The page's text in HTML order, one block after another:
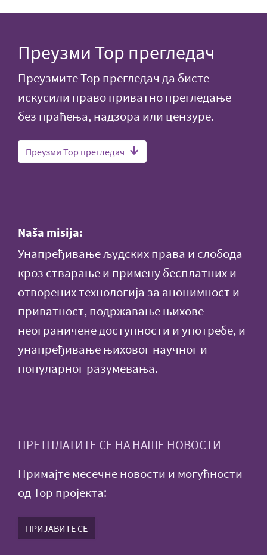
Преузми Тор прегледач
Преузмите Тор прегледач да бисте
искусили право приватно прегледање
без праћења, надзора или цензуре.
Преузми Тор прегледач
Naša misija:
Унапређивање људских права и слобода
кроз стварање и примену бесплатних и
отворених технологија за анонимност и
приватност, подржавање њихове
неограничене доступности и употребе, и
унапређивање њиховог научног и
популарног разумевања.
ПРЕТПЛАТИТЕ СЕ НА НАШЕ НОВОСТИ
Примајте месечне новости и могућности
од Тор пројекта:
ПРИЈАВИТЕ СЕ